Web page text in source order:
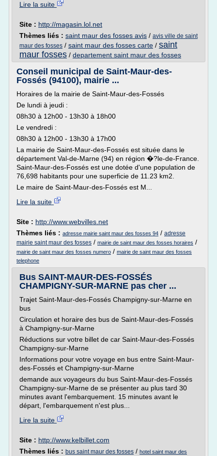
Lire la suite
Site : http://magasin.lol.net
Thèmes liés : saint maur des fosses avis / avis ville de saint
maur des fosses / saint maur des fosses carte / saint
maur fosses / departement saint maur des fosses
Conseil municipal de Saint-Maur-des-
Fossés (94100), mairie ...
Horaires de la mairie de Saint-Maur-des-Fossés
De lundi à jeudi :
08h30 à 12h00 - 13h30 à 18h00
Le vendredi :
08h30 à 12h00 - 13h30 à 17h00
La mairie de Saint-Maur-des-Fossés est située dans le
département Val-de-Marne (94) en région �?le-de-France.
Saint-Maur-des-Fossés est une dotée d'une population de
76,698 habitants pour une superficie de 11.23 km2.
Le maire de Saint-Maur-des-Fossés est M...
Lire la suite
Site : http://www.webvilles.net
Thèmes liés : adresse mairie saint maur des fosses 94 / adresse
mairie saint maur des fosses / mairie de saint maur des fosses horaires /
mairie de saint maur des fosses numero / mairie de saint maur des fosses
telephone
Bus SAINT-MAUR-DES-FOSSÉS
CHAMPIGNY-SUR-MARNE pas cher ...
Trajet Saint-Maur-des-Fossés Champigny-sur-Marne en
bus
Circulation et horaire des bus de Saint-Maur-des-Fossés
à Champigny-sur-Marne
Réductions sur votre billet de car Saint-Maur-des-Fossés
Champigny-sur-Marne
Informations pour votre voyage en bus entre Saint-Maur-
des-Fossés et Champigny-sur-Marne
demande aux voyageurs du bus Saint-Maur-des-Fossés
Champigny-sur-Marne de se présenter au plus tard 30
minutes avant l'embarquement. 15 minutes avant le
départ, l'embarquement n'est plus...
Lire la suite
Site : http://www.kelbillet.com
Thèmes liés : bus saint maur des fosses / hotel saint maur des